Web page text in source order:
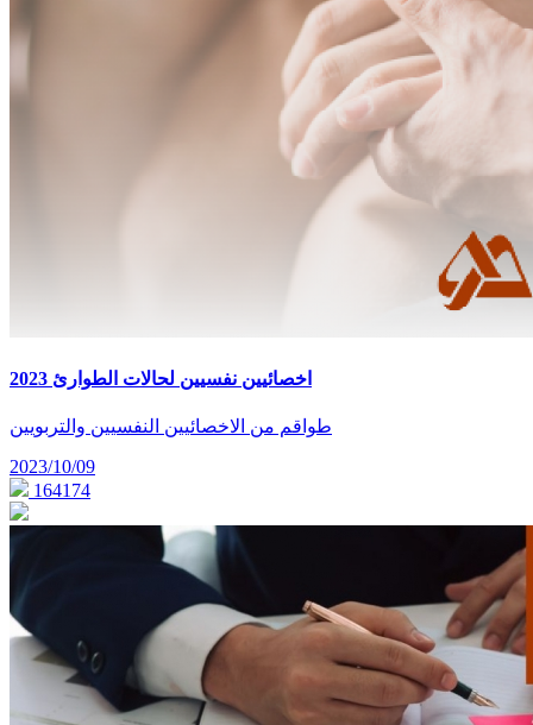
اخصائيين نفسيين لحالات الطوارئ 2023
طواقم من الاخصائيين النفسيين والتربويين
2023/10/09
164174